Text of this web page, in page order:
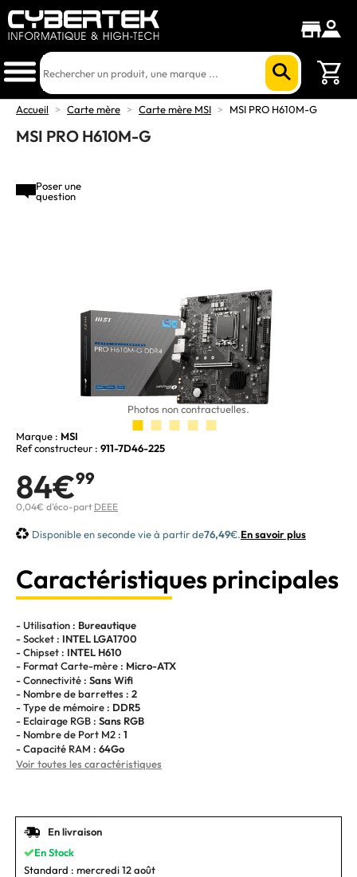
Accueil > Carte mère > Carte mère MSI > MSI PRO H610M-G
MSI PRO H610M-G
Poser une
question
Photos non contractuelles.
Marque : MSI
Ref constructeur : 911-7D46-225
84€99
0,04€ d'éco-part DEEE
Disponible en seconde vie à partir de76,49€.En savoir plus
Caractéristiques principales
- Utilisation : Bureautique
- Socket : INTEL LGA1700
- Chipset : INTEL H610
- Format Carte-mère : Micro-ATX
- Connectivité : Sans Wifi
- Nombre de barrettes : 2
- Type de mémoire : DDR5
- Eclairage RGB : Sans RGB
- Nombre de Port M2 : 1
- Capacité RAM : 64Go
Voir toutes les caractéristiques
En livraison
En Stock
Standard : mercredi 12 août